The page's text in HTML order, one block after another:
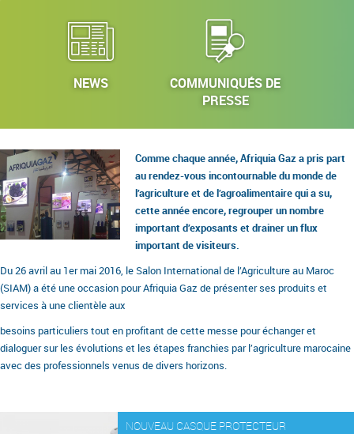
NEWS
COMMUNIQUÉS DE
PRESSE
Comme chaque année, Afriquia Gaz a pris part
au rendez-vous incontournable du monde de
l’agriculture et de l’agroalimentaire qui a su,
cette année encore, regrouper un nombre
important d’exposants et drainer un flux
important de visiteurs.
Du 26 avril au 1er mai 2016, le Salon International de l’Agriculture au Maroc
(SIAM) a été une occasion pour Afriquia Gaz de présenter ses produits et
services à une clientèle aux
besoins particuliers tout en profitant de cette messe pour échanger et
dialoguer sur les évolutions et les étapes franchies par l’agriculture marocaine
avec des professionnels venus de divers horizons.
NOUVEAU CASQUE PROTECTEUR